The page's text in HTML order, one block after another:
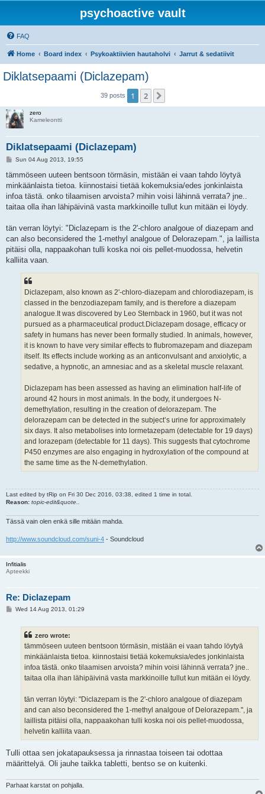
psychoactive vault
FAQ
Home Board index Psykoaktiivien hautaholvi Jarrut & sedatiivit
Diklatsepaami (Diclazepam)
39 posts 1 2
zero
Kameleontti
Diklatsepaami (Diclazepam)
P
s
Sun 04 Aug 2013, 19:55
tämmöseen uuteen bentsoon törmäsin, mistään ei vaan tahdo löytyä
minkäänlaista tietoa. kiinnostaisi tietää kokemuksia/edes jonkinlaista
infoa tästä. onko tilaamisen arvoista? mihin voisi lähinnä verrata? jne..
taitaa olla ihan lähipäivinä vasta markkinoille tullut kun mitään ei löydy.
tän verran löytyi: "Diclazepam is the 2'-chloro analgoue of diazepam and
can also beconsidered the 1-methyl analgoue of Delorazepam.", ja laillista
pitäisi olla, nappaakohan tulli koska noi ois pellet-muodossa, helvetin
kalliita vaan.
Diclazepam, also known as 2'-chloro-diazepam and chlorodiazepam, is
classed in the benzodiazepam family, and is therefore a diazepam
analogue.It was discovered by Leo Sternback in 1960, but it was not
pursued as a pharmaceutical product.Diclazepam dosage, efficacy or
safety in humans has never been formally studied. In animals, however,
it is known to have very similar effects to flubromazepam and diazepam
itself. Its effects include working as an anticonvulsant and anxiolytic, a
sedative, a hypnotic, an amnesiac and as a skeletal muscle relaxant.
Diclazepam has been assessed as having an elimination half-life of
around 42 hours in most animals. In the body, it undergoes N-
demethylation, resulting in the creation of delorazepam. The
delorazepam can be detected in the subject’s urine for approximately
six days. It also metabolises into lormetazepam (detectable for 19 days)
and lorazepam (detectable for 11 days). This suggests that cytochrome
P450 enzymes are also engaging in hydroxylation of the compound at
the same time as the N-demethylation.
Last edited by tRip on Fri 30 Dec 2016, 03:38, edited 1 time in total.
Reason: topic-edit&quote..
Tässä vain olen enkä sille mitään mahda.
http://www.soundcloud.com/suni-4 - Soundcloud
Infitialis
Apteekki
Re: Diclazepam
PWed 14 Aug 2013, 01:29
zero wrote:
tämmöseen uuteen bentsoon törmäsin, mistään ei vaan tahdo löytyä
minkäänlaista tietoa. kiinnostaisi tietää kokemuksia/edes jonkinlaista
infoa tästä. onko tilaamisen arvoista? mihin voisi lähinnä verrata? jne..
taitaa olla ihan lähipäivinä vasta markkinoille tullut kun mitään ei löydy.
tän verran löytyi: "Diclazepam is the 2'-chloro analgoue of diazepam
and can also beconsidered the 1-methyl analgoue of Delorazepam.", ja
laillista pitäisi olla, nappaakohan tulli koska noi ois pellet-muodossa,
helvetin kalliita vaan.
Tulli ottaa sen jokatapauksessa ja rinnastaa toiseen tai odottaa
määrittelyä. Oli jauhe taikka tabletti, bentso se on kuitenki.
Parhaat karstat on pohjalla.